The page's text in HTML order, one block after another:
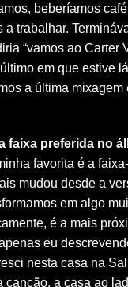
beberíamos
a trabalhar.
“vamos ao Carter
em que estive
a última mixagem
faixa preferida no
favorita é a
mudou desde a
em algo
é a mais
eu
nesta casa na
canção, a casa ao